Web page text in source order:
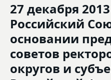
27 декабря
Российский
основании
советов
округов и